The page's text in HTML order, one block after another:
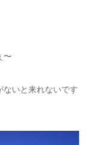
〜
ないと来れないです